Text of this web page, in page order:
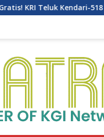
Teluk Kendari-518 Gelar